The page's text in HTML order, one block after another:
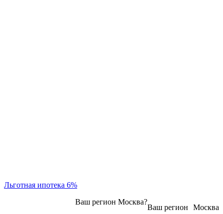
Льготная ипотека 6%
Москва
Ваш регион
Ваш регион Москва?